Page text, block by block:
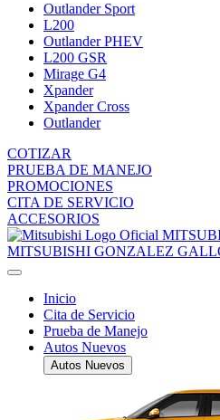
Outlander Sport
L200
Outlander PHEV
L200 GSR
Mirage G4
Xpander
Xpander Cross
Outlander
COTIZAR
PRUEBA DE MANEJO
PROMOCIONES
CITA DE SERVICIO
ACCESORIOS
MITSUBISHI GONZALEZ
Inicio
Cita de Servicio
Prueba de Manejo
Autos Nuevos
Autos Nuevos